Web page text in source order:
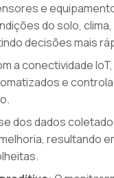
e
do solo,
decisões mais
a conectividade
e
dos dados
resultando